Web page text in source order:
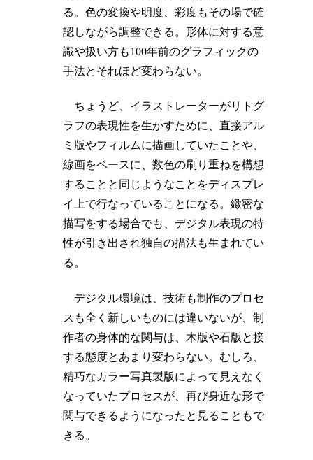
る。色の変換や明度、彩度もその場で確
認しながら調整できる。形体に対する意
識や扱い方も100年前のグラフィックの
手法とそれほど変わらない。
ちょうど、イラストレーターがリトグ
ラフの表現性を生かすために、直接アル
ミ版やフィルムに描画していたことや、
線画をベースに、数色の刷り重ねを構想
することと同じようなことをディスプレ
イ上で行なっていることになる。緻密な
描写をする場合でも、デジタル表現の特
性が引き出され独自の描法も生まれてい
る。
デジタル環境は、技術も制作のプロセ
スも全く新しいものには違いないが、制
作者の身体的な関与は、木版や石版と接
する態度とあまり変わらない。むしろ、
精巧なカラー写真製版によって見えなく
なっていたプロセスが、再び身近な形で
関与できるようになったと見ることもで
きる。